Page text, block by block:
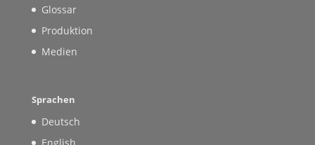
Glossar
Produktion
Medien
Sprachen
Deutsch